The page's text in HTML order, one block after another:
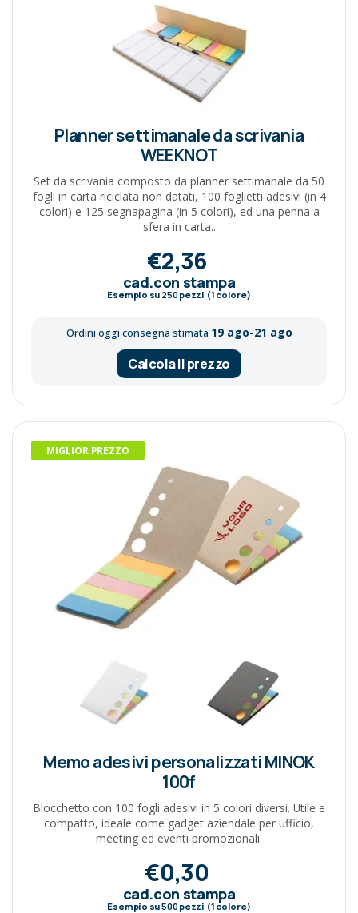
Planner settimanale da scrivania
WEEKNOT
Set da scrivania composto da planner settimanale da 50
fogli in carta riciclata non datati, 100 foglietti adesivi (in 4
colori) e 125 segnapagina (in 5 colori), ed una penna a
sfera in carta..
€2,36
cad.con stampa
Esempio su 250pezzi (1 colore)
Ordini oggi consegna stimata 19 ago-21 ago
Calcola il prezzo
MIGLIOR PREZZO
Memo adesivi personalizzati MINOK
100f
Blocchetto con 100 fogli adesivi in 5 colori diversi. Utile e
compatto, ideale come gadget aziendale per ufficio,
meeting ed eventi promozionali.
€0,30
cad.con stampa
Esempio su500pezzi (1 colore)